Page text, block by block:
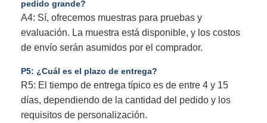
pedido grande?
A4: Sí, ofrecemos muestras para pruebas y
evaluación. La muestra está disponible, y los costos
de envío serán asumidos por el comprador.
P5: ¿Cuál es el plazo de entrega?
R5: El tiempo de entrega típico es de entre 4 y 15
días, dependiendo de la cantidad del pedido y los
requisitos de personalización.